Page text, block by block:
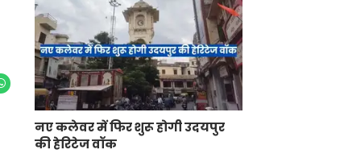
नए कलेवर में फिर शुरू होगी उदयपुर
की हेरिटेज वॉक